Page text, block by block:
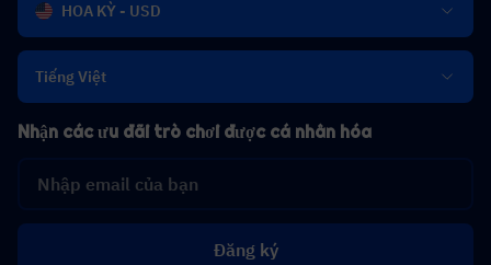
HOA KỲ - USD
Tiếng Việt
Nhận các ưu đãi trò chơi được cá nhân hóa
Đăng ký